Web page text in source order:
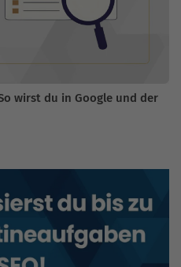
wirst du in Google und der